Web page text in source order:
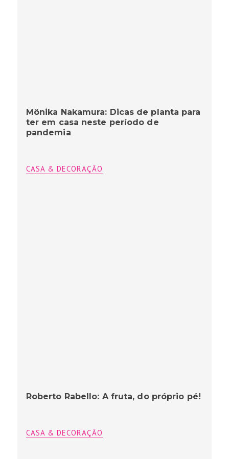
Mônika Nakamura: Dicas de planta para
ter em casa neste período de
pandemia
CASA & DECORAÇÃO
Roberto Rabello: A fruta, do próprio pé!
CASA & DECORAÇÃO